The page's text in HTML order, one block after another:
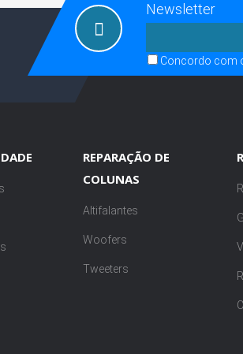
Newsletter
Concordo com
REPARAÇÃO DE
COLUNAS
Altifalantes
Woofers
Tweeters